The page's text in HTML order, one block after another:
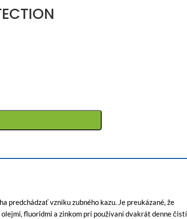
predchádzať vzniku zubného kazu. Je preukázané, že
olejmi, fluoridmi a zinkom pri používaní dvakrát denne čistí